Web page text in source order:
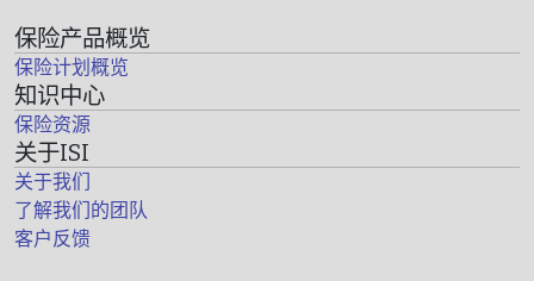
保险产品概览
保险计划概览
知识中心
保险资源
关于ISI
关于我们
了解我们的团队
客户反馈